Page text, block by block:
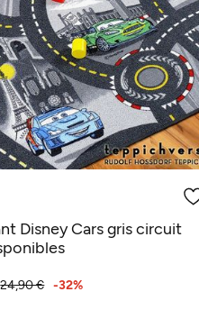
Disney Cars gris circuit
24,90 € -32%